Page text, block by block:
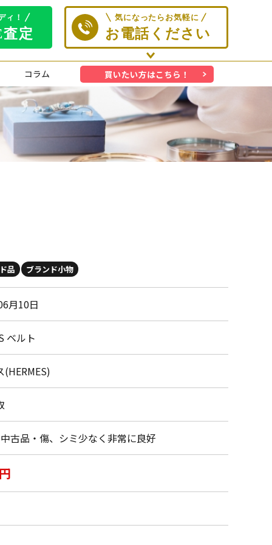
コラム 買いたい方はこちら！
品 ブランド小物
月10日
ベルト
(HERMES)
古品・傷、シミ少なく非常に良好